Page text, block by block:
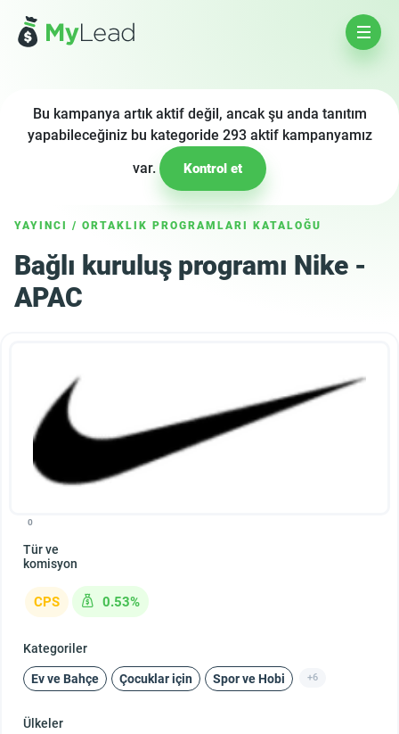
Bu kampanya artık aktif değil, ancak şu anda tanıtım
yapabileceğiniz bu kategoride 293 aktif kampanyamız
var.
Kontrol et
YAYINCI / ORTAKLIK PROGRAMLARI KATALOĞU
Bağlı kuruluş programı Nike -
APAC
0
Tür ve
komisyon
CPS 0.53%
Kategoriler
Ev ve Bahçe Çocuklar için Spor ve Hobi +6
Ülkeler